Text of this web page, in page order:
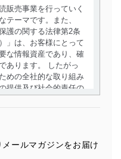
販売事業を行っていく
テーマです。また、
護の関する法律第2条
」は、お客様にとって
な情報資産であり、確
あります。 したがっ
めの全社的な取り組み
提供及び社会的責任の
て
提供に際して、その利
得たうえで利用目的の
ールマガジンをお届け